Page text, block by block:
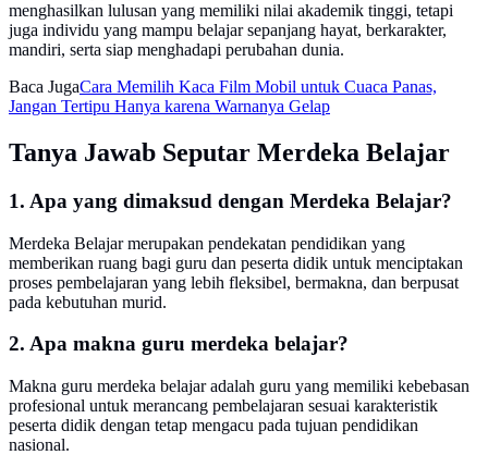
menghasilkan lulusan yang memiliki nilai akademik tinggi, tetapi
juga individu yang mampu belajar sepanjang hayat, berkarakter,
mandiri, serta siap menghadapi perubahan dunia.
Baca JugaCara Memilih Kaca Film Mobil untuk Cuaca Panas,
Jangan Tertipu Hanya karena Warnanya Gelap
Tanya Jawab Seputar Merdeka Belajar
1. Apa yang dimaksud dengan Merdeka Belajar?
Merdeka Belajar merupakan pendekatan pendidikan yang
memberikan ruang bagi guru dan peserta didik untuk menciptakan
proses pembelajaran yang lebih fleksibel, bermakna, dan berpusat
pada kebutuhan murid.
2. Apa makna guru merdeka belajar?
Makna guru merdeka belajar adalah guru yang memiliki kebebasan
profesional untuk merancang pembelajaran sesuai karakteristik
peserta didik dengan tetap mengacu pada tujuan pendidikan
nasional.